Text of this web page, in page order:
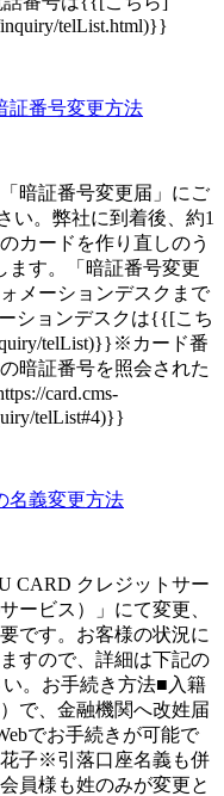
telList.html)}}
証番号変更方法
暗証番号変更届」にご
い。弊社に到着後、約1
カードを作り直しのう
ます。「暗証番号変更
メーションデスクまで
ションデスクは{{[こち
telList)}}※カード番
暗証番号を照会された
card.cms-
telList#4)}}
名義変更方法
CARD クレジットサー
ービス）」にて変更、
です。お客様の状況に
すので、詳細は下記の
。お手続き方法■入籍
で、金融機関へ改姓届
でお手続きが可能で
子※引落口座名義も併
員様も姓のみが変更と